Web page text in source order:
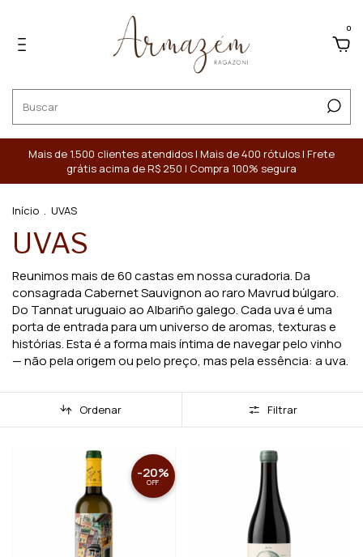
0
Mais de 1.500 clientes atendidos | Mais de 400 rótulos | Frete
grátis acima de R$ 250 | Compra 100% segura
Início . UVAS
UVAS
Reunimos mais de 60 castas em nossa curadoria. Da
consagrada Cabernet Sauvignon ao raro Mavrud búlgaro.
Do Tannat uruguaio ao Albariño galego. Cada uva é uma
porta de entrada para um universo de aromas, texturas e
histórias. Esta é a forma mais íntima de navegar pelo vinho
— não pela origem ou pelo preço, mas pela essência: a uva.
Ordenar Filtrar
-20%
OFF